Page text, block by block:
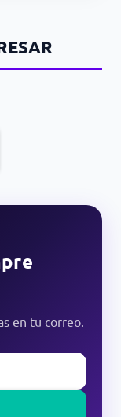
en tu correo.